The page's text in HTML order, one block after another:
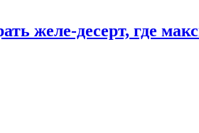
желе-десерт, где